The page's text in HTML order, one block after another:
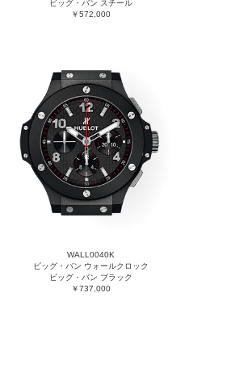
ビッグ・バン スチール
￥572,000
WALL0040K
ビッグ・バン ウォールクロック
ビッグ・バン ブラック
￥737,000